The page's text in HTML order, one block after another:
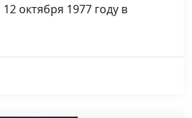
октября 1977 году в